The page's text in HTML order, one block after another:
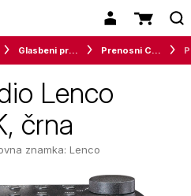
Glasbeni predvajalniki Prenosni CD / radiokasetofoni
Lenco
črna
znamka: Lenco